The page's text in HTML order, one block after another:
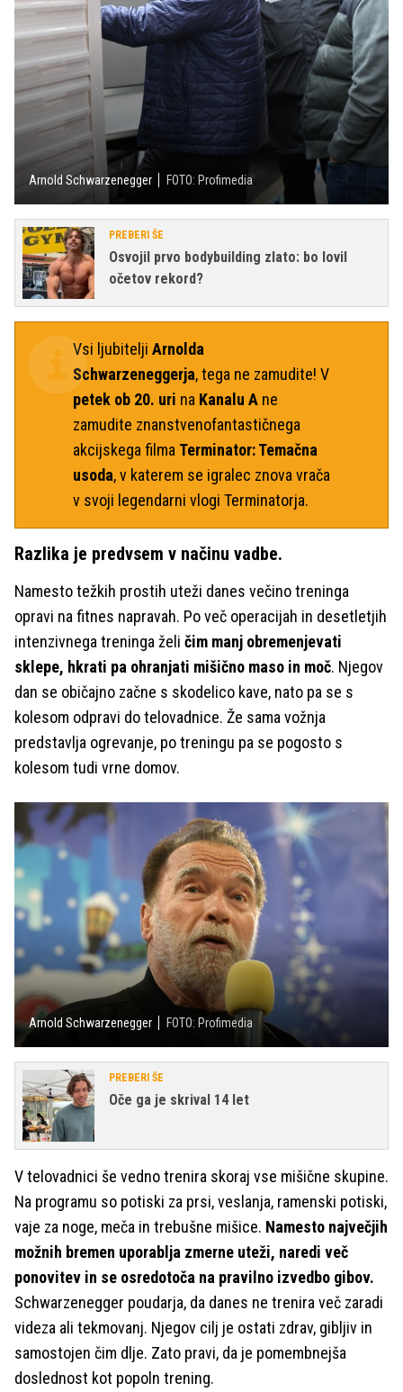
Arnold Schwarzenegger FOTO: Profimedia
PREBERI ŠE
Osvojil prvo bodybuilding zlato: bo lovil
očetov rekord?
Vsi ljubitelji Arnolda
Schwarzeneggerja, tega ne zamudite! V
petek ob 20. uri na Kanalu A ne
zamudite znanstvenofantastičnega
akcijskega filma Terminator: Temačna
usoda, v katerem se igralec znova vrača
v svoji legendarni vlogi Terminatorja.
Razlika je predvsem v načinu vadbe.
Namesto težkih prostih uteži danes večino treninga
opravi na fitnes napravah. Po več operacijah in desetletjih
intenzivnega treninga želi čim manj obremenjevati
sklepe, hkrati pa ohranjati mišično maso in moč. Njegov
dan se običajno začne s skodelico kave, nato pa se s
kolesom odpravi do telovadnice. Že sama vožnja
predstavlja ogrevanje, po treningu pa se pogosto s
kolesom tudi vrne domov.
Arnold Schwarzenegger FOTO: Profimedia
PREBERI ŠE
Oče ga je skrival 14 let
V telovadnici še vedno trenira skoraj vse mišične skupine.
Na programu so potiski za prsi, veslanja, ramenski potiski,
vaje za noge, meča in trebušne mišice. Namesto največjih
možnih bremen uporablja zmerne uteži, naredi več
ponovitev in se osredotoča na pravilno izvedbo gibov.
Schwarzenegger poudarja, da danes ne trenira več zaradi
videza ali tekmovanj. Njegov cilj je ostati zdrav, gibljiv in
samostojen čim dlje. Zato pravi, da je pomembnejša
doslednost kot popoln trening.